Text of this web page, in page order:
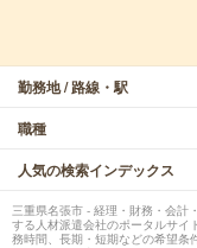
勤務地 / 路線・駅
職種
人気の検索インデックス
三重県名張市 - 経理・財務・会計
する人材派遣会社のポータルサイ
務時間、長期・短期などの希望条